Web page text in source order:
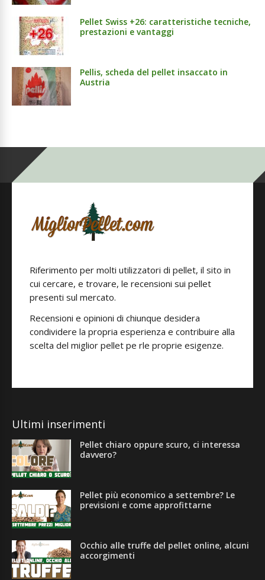
Pellet Swiss +26: caratteristiche tecniche,
prestazioni e vantaggi
Pellis, scheda del pellet insaccato in
Austria
Riferimento per molti utilizzatori di pellet, il sito in
cui cercare, e trovare, le recensioni sui pellet
presenti sul mercato.
Recensioni e opinioni di chiunque desidera
condividere la propria esperienza e contribuire alla
scelta del miglior pellet pe rle proprie esigenze.
Ultimi inserimenti
Pellet chiaro oppure scuro, ci interessa
davvero?
Pellet più economico a settembre? Le
previsioni e come approfittarne
Occhio alle truffe del pellet online, alcuni
accorgimenti